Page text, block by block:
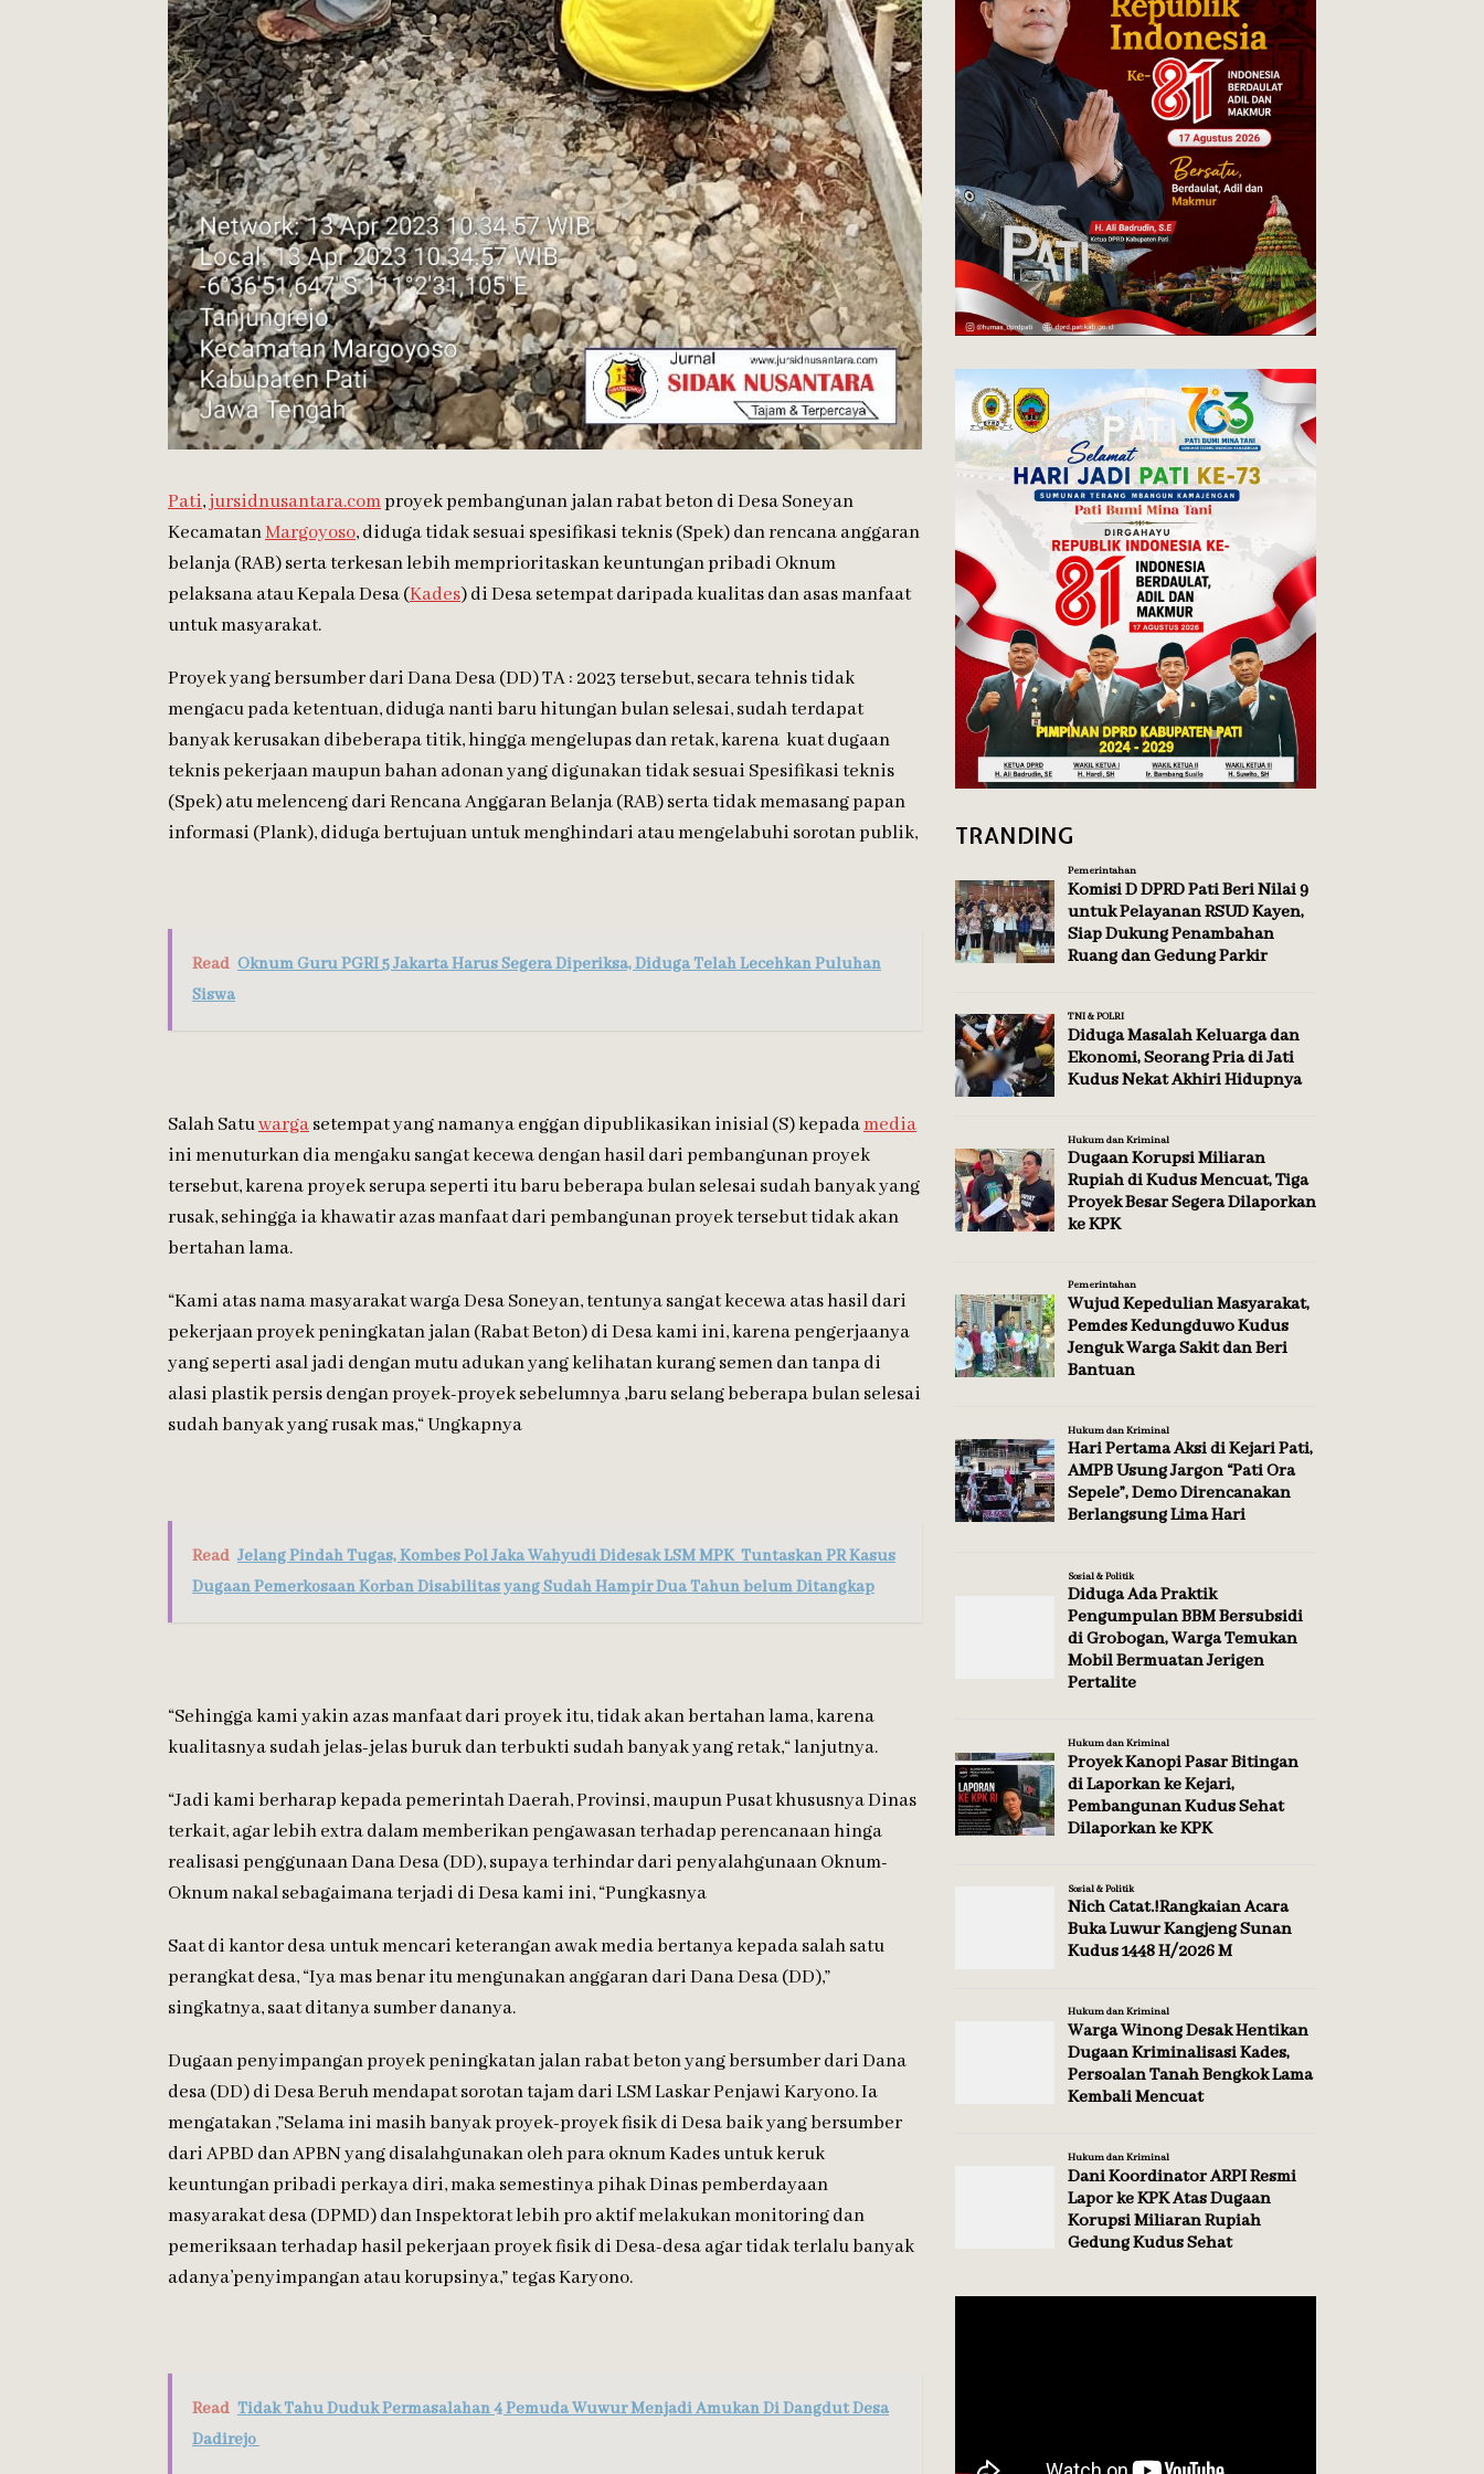
Pati,jursidnusantara.comproyek pembangunan jalan rabat beton di Desa Soneyan
KecamatanMargoyoso, diduga tidak sesuai spesifikasi teknis (Spek) dan rencana anggaran
belanja (RAB) serta terkesan lebih memprioritaskan keuntungan pribadi Oknum
pelaksana atau Kepala Desa (Kades) di Desa setempat daripada kualitas dan asas manfaat
untuk masyarakat.
Proyek yang bersumber dari Dana Desa (DD) TA : 2023 tersebut, secara tehnis tidak
mengacu pada ketentuan, diduga nanti baru hitungan bulan selesai, sudah terdapat
banyak kerusakan dibeberapa titik, hingga mengelupas dan retak, karena ‏ kuat dugaan
teknis pekerjaan maupun bahan adonan yang digunakan tidak sesuai Spesifikasi teknis
(Spek) atu melenceng dari Rencana Anggaran Belanja (RAB) serta tidak memasang papan
informasi (Plank), diduga bertujuan untuk menghindari atau mengelabuhi sorotan publik,
Read Oknum Guru PGRI 5 Jakarta Harus Segera Diperiksa, Diduga Telah Lecehkan Puluhan
Siswa
Salah Satuwargasetempat yang namanya enggan dipublikasikan inisial (S) kepadamedia
ini menuturkan dia mengaku sangat kecewa dengan hasil dari pembangunan proyek
tersebut, karena proyek serupa seperti itu baru beberapa bulan selesai sudah banyak yang
rusak, sehingga ia khawatir azas manfaat dari pembangunan proyek tersebut tidak akan
bertahan lama.
“Kami atas nama masyarakat warga Desa Soneyan, tentunya sangat kecewa atas hasil dari
pekerjaan proyek peningkatan jalan (Rabat Beton) di Desa kami ini, karena pengerjaanya
yang seperti asal jadi dengan mutu adukan yang kelihatan kurang semen dan tanpa di
alasi plastik persis dengan proyek-proyek sebelumnya ,baru selang beberapa bulan selesai
sudah banyak yang rusak mas,“ Ungkapnya
Read Jelang Pindah Tugas, Kombes Pol Jaka Wahyudi Didesak LSM MPK Tuntaskan PR Kasus
Dugaan Pemerkosaan Korban Disabilitas yang Sudah Hampir Dua Tahun belum Ditangkap
“Sehingga kami yakin azas manfaat dari proyek itu, tidak akan bertahan lama, karena
kualitasnya sudah jelas-jelas buruk dan terbukti sudah banyak yang retak,“ lanjutnya.
“Jadi kami berharap kepada pemerintah Daerah, Provinsi, maupun Pusat khususnya Dinas
terkait, agar lebih extra dalam memberikan pengawasan terhadap perencanaan hinga
realisasi penggunaan Dana Desa (DD), supaya terhindar dari penyalahgunaan Oknum-
Oknum nakal sebagaimana terjadi di Desa kami ini, “Pungkasnya
Saat di kantor desa untuk mencari keterangan awak media bertanya kepada salah satu
perangkat desa, “Iya mas benar itu mengunakan anggaran dari Dana Desa (DD),”
singkatnya, saat ditanya sumber dananya.
Dugaan penyimpangan proyek peningkatan jalan rabat beton yang bersumber dari Dana
desa (DD) di Desa Beruh mendapat sorotan tajam dari LSM Laskar Penjawi Karyono. Ia
mengatakan ,”Selama ini masih banyak proyek-proyek fisik di Desa baik yang bersumber
dari APBD dan APBN yang disalahgunakan oleh para oknum Kades untuk keruk
keuntungan pribadi perkaya diri, maka semestinya pihak Dinas pemberdayaan
masyarakat desa (DPMD) dan Inspektorat lebih pro aktif melakukan monitoring dan
pemeriksaan terhadap hasil pekerjaan proyek fisik di Desa-desa agar tidak terlalu banyak
adanya’penyimpangan atau korupsinya,” tegas Karyono.
Read Tidak Tahu Duduk Permasalahan 4 Pemuda Wuwur Menjadi Amukan Di Dangdut Desa
Dadirejo
TRANDING